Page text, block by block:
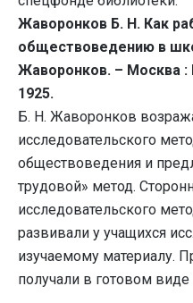
Жаворонков Б. Н. Как
обществоведению в
Жаворонков. – Москва :
1925.
Б. Н. Жаворонков
исследовательского
обществоведения и
трудовой» метод.
исследовательского
развивали у учащихся
изучаемому материалу.
получали в готовом